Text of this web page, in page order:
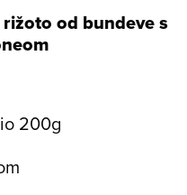
rižoto od bundeve s
200g